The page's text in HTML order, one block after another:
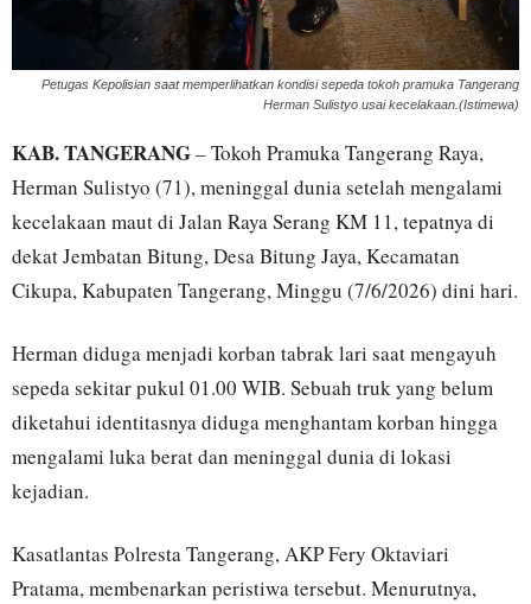
Petugas Kepolisian saat memperlihatkan kondisi sepeda tokoh pramuka Tangerang
Herman Sulistyo usai kecelakaan.(Istimewa)
KAB. TANGERANG– Tokoh Pramuka Tangerang Raya,
Herman Sulistyo (71), meninggal dunia setelah mengalami
kecelakaan maut di Jalan Raya Serang KM 11, tepatnya di
dekat Jembatan Bitung, Desa Bitung Jaya, Kecamatan
Cikupa, Kabupaten Tangerang, Minggu (7/6/2026) dini hari.
Herman diduga menjadi korban tabrak lari saat mengayuh
sepeda sekitar pukul 01.00 WIB. Sebuah truk yang belum
diketahui identitasnya diduga menghantam korban hingga
mengalami luka berat dan meninggal dunia di lokasi
kejadian.
Kasatlantas Polresta Tangerang, AKP Fery Oktaviari
Pratama, membenarkan peristiwa tersebut. Menurutnya,